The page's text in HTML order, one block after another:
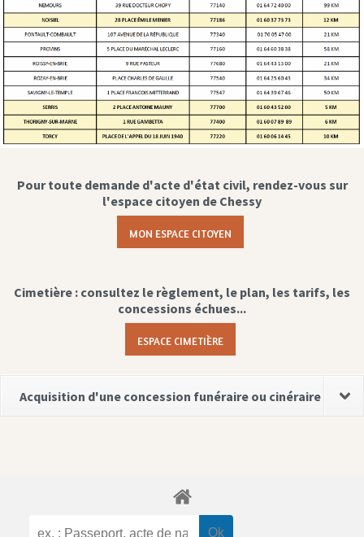
Pour toute demande d'acte d'état civil, rendez-vous sur
l'espace citoyen de Chessy
MON ESPACE CITOYEN
Cimetière : consultez le règlement, le plan, les tarifs, les
concessions échues...
ESPACE CIMETIÈRE
Acquisition d'une concession funéraire ou cinéraire